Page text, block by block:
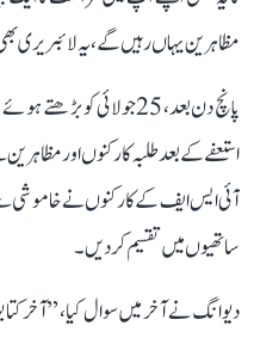
مظاہرین یہاں رہیں گے، یہ لائبریری
پانچ دن بعد، 25 جولائی
استعفے کے بعد طلبہ کارکنوں اور
آئی ایس ایف کے کارکنوں نے خاموشی
ساتھیوں میں تقسیم کردیں۔
دیوانگ نے آخر میں سوال کیا، ’’آخر